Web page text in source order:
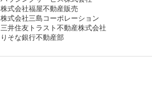
株式会社福屋不動産販売
株式会社三島コーポレーション
三井住友トラスト不動産株式会社
りそな銀行不動産部